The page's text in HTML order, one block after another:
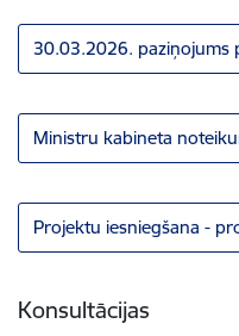
30.03.2026. paziņojums
Ministru kabineta
Projektu iesniegšana -
Konsultācijas